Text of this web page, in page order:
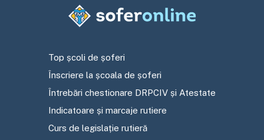
Top școli de șoferi
Înscriere la școala de șoferi
Întrebări chestionare DRPCIV și Atestate
Indicatoare și marcaje rutiere
Curs de legislație rutieră